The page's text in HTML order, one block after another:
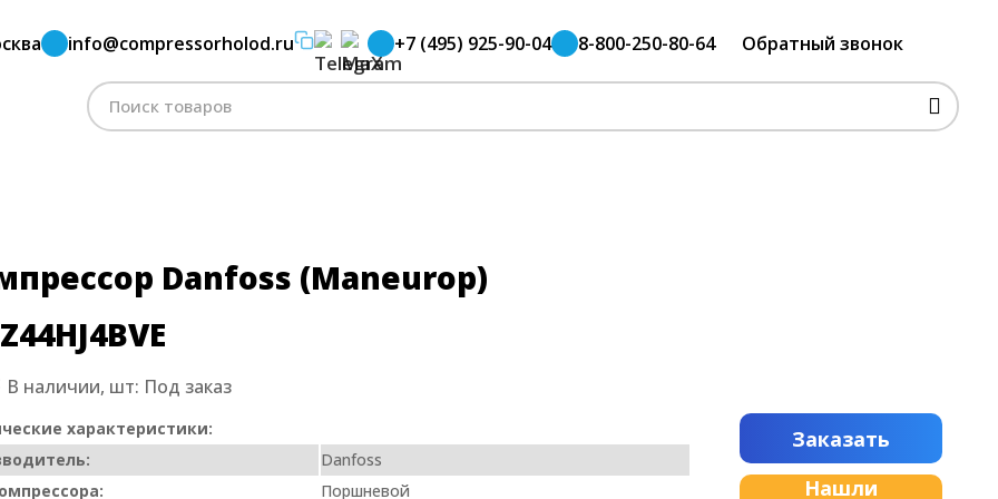
info@compressorholod.ru +7 (495) 925-90-04 8-800-250-80-64 Обратный звонок
Поиск
по:
Компрессор Danfoss (Maneurop) MTZ44HJ4BVE
Danfoss (Maneurop)
В наличии, шт: Под заказ
характеристики:
Danfoss
Поршневой
Заказать
Нашли